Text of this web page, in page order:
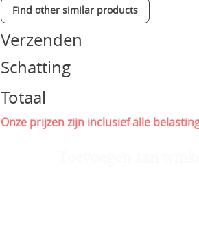
Find other similar products
Verzenden
Schatting
Totaal
Onze prijzen zijn inclusief alle